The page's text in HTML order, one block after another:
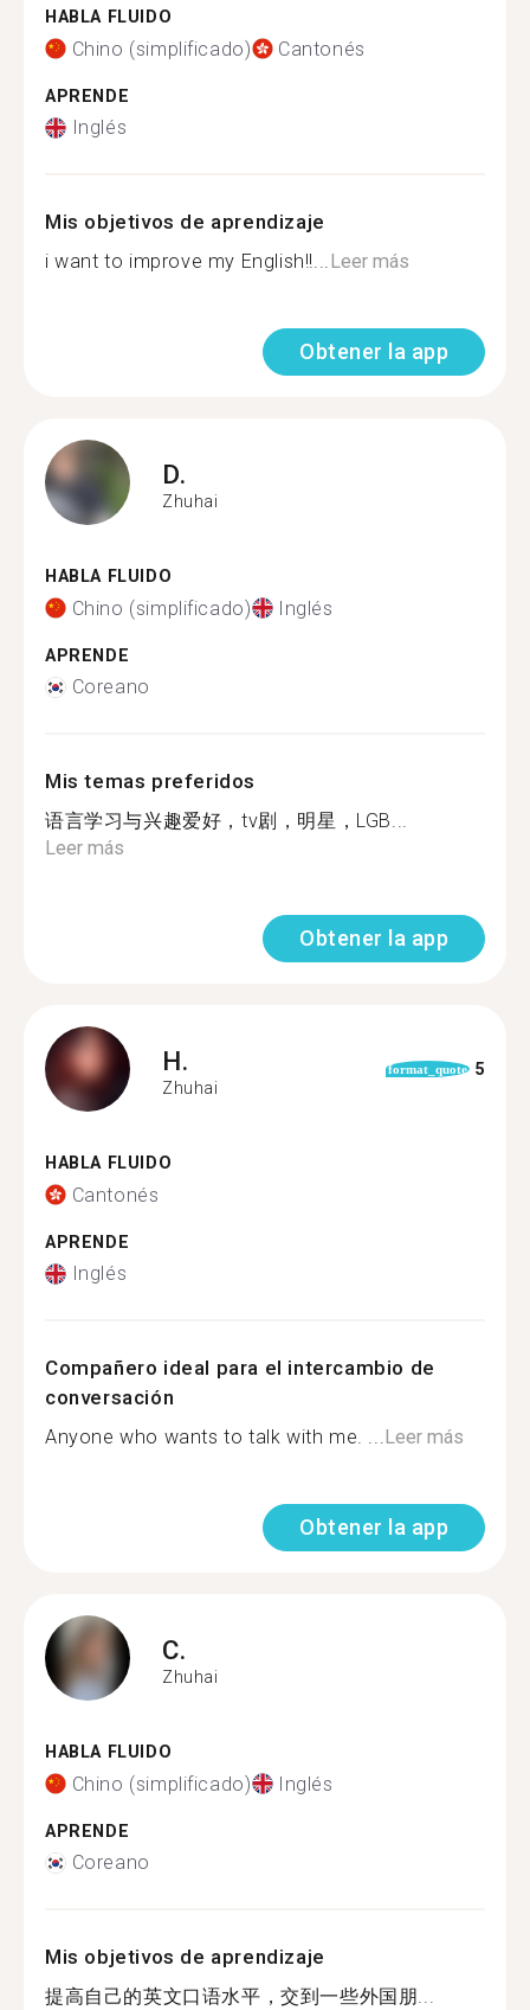
HABLA FLUIDO
Chino (simplificado) Cantonés
APRENDE
Inglés
Mis objetivos de aprendizaje
i want to improve my English!!...Leer más
Obtener la app
D.
Zhuhai
HABLA FLUIDO
Chino (simplificado) Inglés
APRENDE
Coreano
Mis temas preferidos
语言学习与兴趣爱好，tv剧，明星，LGB...
Leer más
Obtener la app
H.
Zhuhai
format_quote 5
HABLA FLUIDO
Cantonés
APRENDE
Inglés
Compañero ideal para el intercambio de
conversación
Anyone who wants to talk with me. ...Leer más
Obtener la app
C.
Zhuhai
HABLA FLUIDO
Chino (simplificado) Inglés
APRENDE
Coreano
Mis objetivos de aprendizaje
提高自己的英文口语水平，交到一些外国朋...